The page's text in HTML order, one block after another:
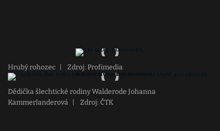
Hrubý rohozec Zdroj: Profimedia
Dědička šlechtické rodiny Walderode Johanna
Kammerlanderová
Zdroj: ČTK